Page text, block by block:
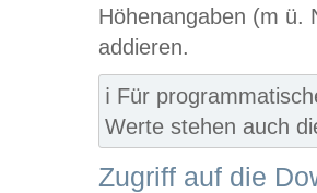
Höhenangaben (m ü.
addieren.
ℹ️ Für
Werte stehen auch
Zugriff auf die